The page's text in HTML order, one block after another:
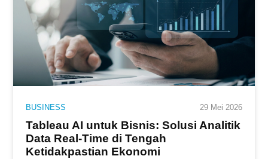
BUSINESS 29 Mei 2026
Tableau AI untuk Bisnis: Solusi Analitik
Data Real-Time di Tengah
Ketidakpastian Ekonomi